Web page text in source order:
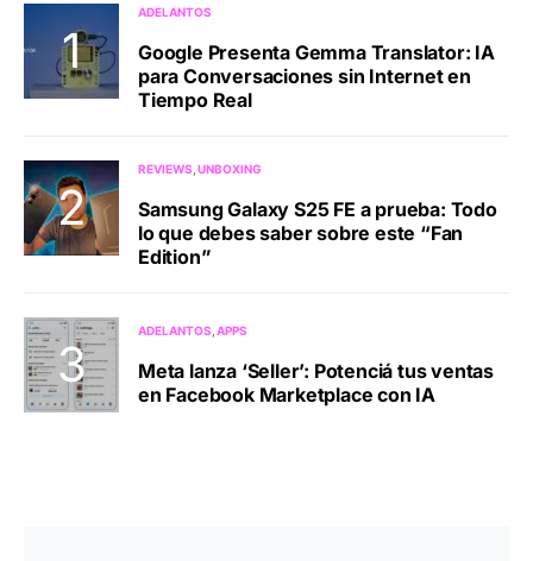
ADELANTOS
Google Presenta Gemma Translator: IA
para Conversaciones sin Internet en
Tiempo Real
REVIEWS UNBOXING
Samsung Galaxy S25 FE a prueba: Todo
lo que debes saber sobre este “Fan
Edition”
ADELANTOS APPS
Meta lanza ‘Seller’: Potenciá tus ventas
en Facebook Marketplace con IA